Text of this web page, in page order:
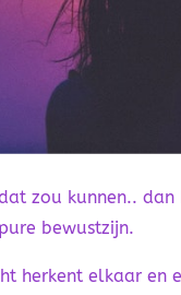
zou kunnen.. dan
bewustzijn.
herkent elkaar en